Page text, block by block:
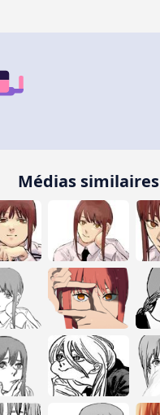
Médias similaires